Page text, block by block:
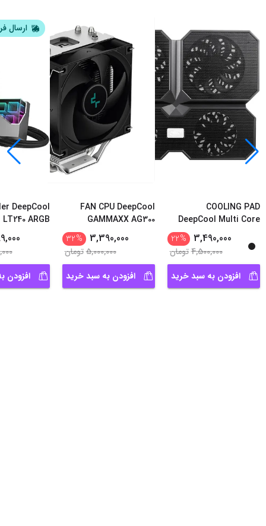
COOLING PAD
DeepCool Multi Core
3,490,000
%
22
4,500,000تومان
افزودن به سبد خرید
FAN CPU DeepCool
GAMMAXX AG300
3,390,000
%
32
5,000,000تومان
افزودن به سبد خرید
ارسال
DeepCool
LT240 ARGB
افزودن